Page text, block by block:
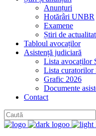
Anunțuri
Hotărâri UNBR
Examene
Știri de
Tabloul avocaților
Asistență judiciară
Lista avocaților
Lista curatorilor
Grafic 2026
Documente
Contact